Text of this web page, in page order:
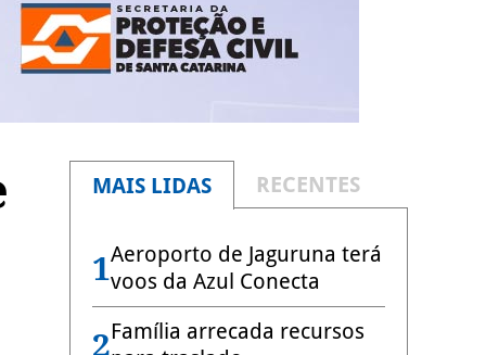
MAIS LIDAS RECENTES
1Aeroporto de Jaguruna terá
voos da Azul Conecta
2Família arrecada recursos